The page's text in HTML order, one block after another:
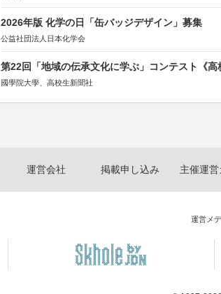
2026年版 化学の日「缶バッジデザイン」募集
公益社団法人日本化学会
第22回「地域の伝承文化に学ぶ」コンテスト《高
國學院大學、高校生新聞社
運営会社 掲載申し込み 主催運営
運営メ